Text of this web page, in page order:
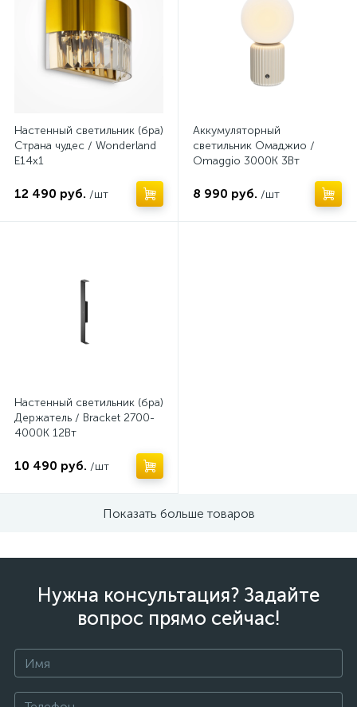
Настенный светильник (бра)
Страна чудес / Wonderland
E14х1
12 490 руб. /шт
Аккумуляторный
светильник Омаджио /
Omaggio 3000К 3Вт
8 990 руб. /шт
Настенный светильник (бра)
Держатель / Bracket 2700-
4000К 12Вт
10 490 руб. /шт
Показать больше товаров
Нужна консультация? Задайте
вопрос прямо сейчас!